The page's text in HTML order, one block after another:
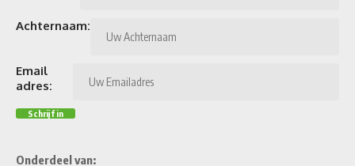
Achternaam:
Email
adres:
Onderdeel van: